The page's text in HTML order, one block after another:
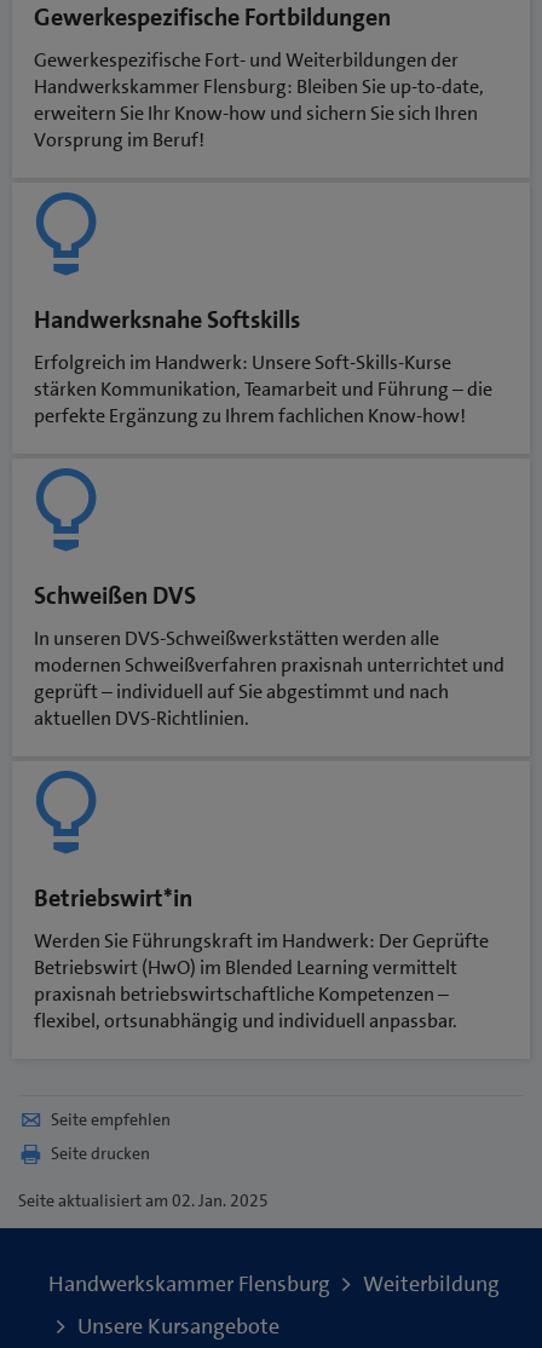
Gewerkespezifische Fortbildungen
Gewerkespezifische Fort- und Weiterbildungen der
Handwerkskammer Flensburg: Bleiben Sie up-to-date,
erweitern Sie Ihr Know-how und sichern Sie sich Ihren
Vorsprung im Beruf!
Handwerksnahe Softskills
Erfolgreich im Handwerk: Unsere Soft-Skills-Kurse
stärken Kommunikation, Teamarbeit und Führung – die
perfekte Ergänzung zu Ihrem fachlichen Know-how!
Schweißen DVS
In unseren DVS-Schweißwerkstätten werden alle
modernen Schweißverfahren praxisnah unterrichtet und
geprüft – individuell auf Sie abgestimmt und nach
aktuellen DVS-Richtlinien.
Betriebswirt*in
Werden Sie Führungskraft im Handwerk: Der Geprüfte
Betriebswirt (HwO) im Blended Learning vermittelt
praxisnah betriebswirtschaftliche Kompetenzen –
flexibel, ortsunabhängig und individuell anpassbar.
Seite empfehlen
Seite drucken
Seiteaktualisiert am 02. Jan. 2025
Handwerkskammer Flensburg
Weiterbildung
Unsere Kursangebote